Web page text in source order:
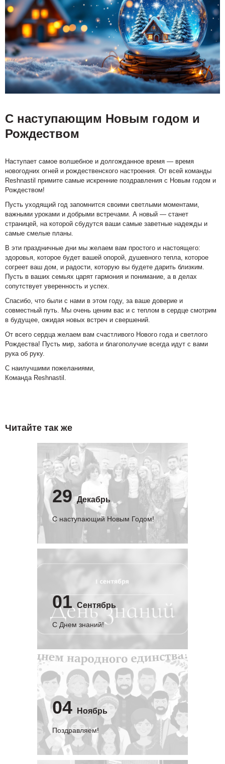
С наступающим Новым годом и
Рождеством
Наступает самое волшебное и долгожданное время — время
новогодних огней и рождественского настроения. От всей команды
Reshnastil примите самые искренние поздравления с Новым годом и
Рождеством!
Пусть уходящий год запомнится своими светлыми моментами,
важными уроками и добрыми встречами. А новый — станет
страницей, на которой сбудутся ваши самые заветные надежды и
самые смелые планы.
В эти праздничные дни мы желаем вам простого и настоящего:
здоровья, которое будет вашей опорой, душевного тепла, которое
согреет ваш дом, и радости, которую вы будете дарить близким.
Пусть в ваших семьях царят гармония и понимание, а в делах
сопутствует уверенность и успех.
Спасибо, что были с нами в этом году, за ваше доверие и
совместный путь. Мы очень ценим вас и с теплом в сердце смотрим
в будущее, ожидая новых встреч и свершений.
От всего сердца желаем вам счастливого Нового года и светлого
Рождества! Пусть мир, забота и благополучие всегда идут с вами
рука об руку.
С наилучшими пожеланиями,
Команда Reshnastil.
Читайте так же
29 Декабрь
С наступающий Новым Годом!
01 Сентябрь
C Днем знаний!
04 Ноябрь
Поздравляем!